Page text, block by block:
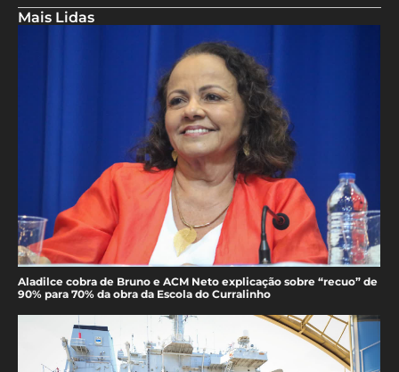
Mais Lidas
Aladilce cobra de Bruno e ACM Neto explicação sobre “recuo” de
90% para 70% da obra da Escola do Curralinho